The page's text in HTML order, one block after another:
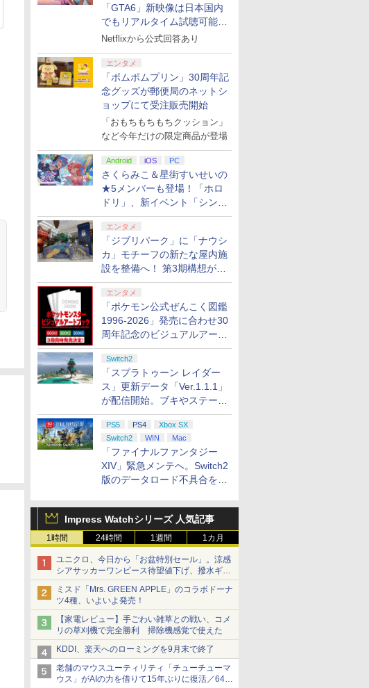
「GTA6」新映像は日本国内
でもリアルタイム試聴可能。
しかも日本語字幕付き
Netflixから公式回答あり
エンタメ
「ポムポムプリン」30周年記
念グッズが郵便局のネットシ
ョップにて受注販売開始
「おもちもちもちクッション」
など今年だけの限定商品が登場
Android iOS PC
さくらみこ＆星街すいせいの
★5メンバーも登場！「ホロ
ドリ」、新イベント「シンク
ロする夏のスパークル」がス
タート
エンタメ
「ジブリパーク」に「ナウシ
カ」モチーフの新たな屋内施
設を整備へ！ 第3期構想が公
開
エンタメ
「ポケモン公式ぜんこく図鑑
1996-2026」発売に合わせ30
周年記念のビジュアルアート
ブック3冊同時発売が決定
Switch2
「スプラトゥーン レイダー
ス」更新データ「Ver.1.1.1」
が配信開始。ブキやステージ
に関する不具合を修正
PS5 PS4
Xbox SX
Switch2
WIN Mac
「ファイナルファンタジー
XIV」緊急メンテへ。Switch2
版のデータロード不具合を最
Impress Watchシリーズ 人気記事
1時間 24時間 1週間 1カ月
ユニクロ、今日から「お盆特別セール」。涼感
シアサッカーワンピース待望値下げ、撥水ギア
ショーツは1990円に
ミスド「Mrs. GREEN APPLE」のコラボドーナ
ツ4種、いよいよ発売！
【家電レビュー】手ごわい雑草との戦い、コメ
リの草刈機で完全勝利 掃除機感覚で使えた
KDDI、楽天へのローミングを9月末で終了
老舗のマウスユーティリティ「チューチューマ
ウス」がAIの力を借りて15年ぶりに復活／64bit